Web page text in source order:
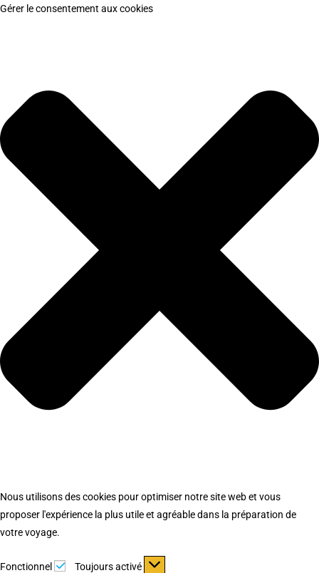
Gérer le consentement aux cookies
Nous utilisons des cookies pour optimiser notre site web et vous
proposer l'expérience la plus utile et agréable dans la préparation de
votre voyage.
Fonctionnel Fonctionnel
Toujours activé